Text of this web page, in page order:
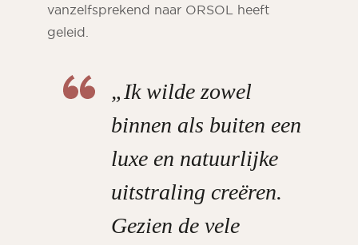
vanzelfsprekend naar ORSOL heeft
geleid.
„Ik wilde zowel
binnen als buiten een
luxe en natuurlijke
uitstraling creëren.
Gezien de vele